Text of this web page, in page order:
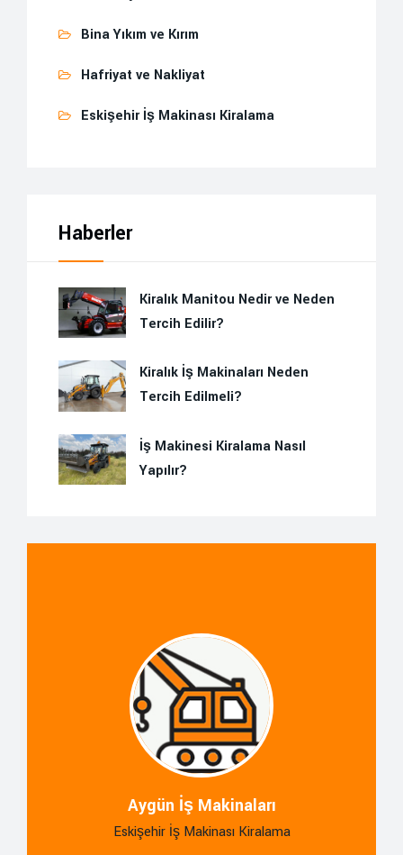
Bina Yıkım ve Kırım
Hafriyat ve Nakliyat
Eskişehir İş Makinası Kiralama
Haberler
Kiralık Manitou Nedir ve Neden
Tercih Edilir?
Kiralık İş Makinaları Neden
Tercih Edilmeli?
İş Makinesi Kiralama Nasıl
Yapılır?
Aygün İş Makinaları
Eskişehir İş Makinası Kiralama